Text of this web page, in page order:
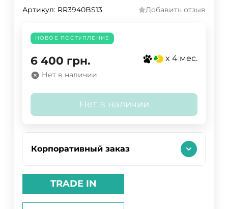
Артикул: RR3940BS13 Добавить отзыв
НОВОЕ ПОСТУПЛЕНИЕ
6 400 грн. x 4 мес.
Нет в наличии
Нет в наличии
Корпоративный заказ
TRADE IN